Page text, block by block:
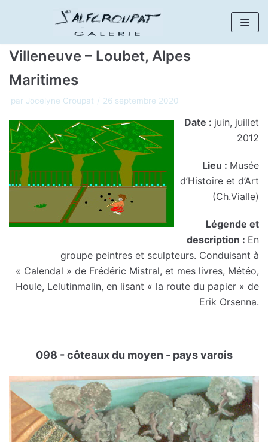
au
contenu
Villeneuve – Loubet, Alpes
Maritimes
par Jocelyne Croupat 26 septembre 2020
Date : juin, juillet
2012
Lieu : Musée
d’Histoire et d’Art
(Ch.Vialle)
Légende et
description : En
groupe peintres et sculpteurs. Conduisant à
« Calendal » de Frédéric Mistral, et mes livres, Météo,
Houle, Lelutinmalin, en lisant « la route du papier » de
Erik Orsenna.
098 - côteaux du moyen - pays varois